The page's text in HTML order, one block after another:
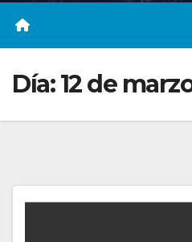
Día:12 de